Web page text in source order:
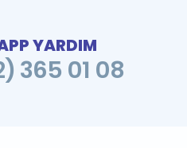
YARDIM
365 01 08